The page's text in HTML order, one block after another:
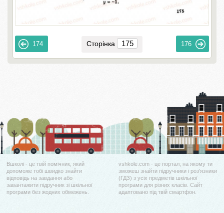
174 Сторінка 176
Вшколі - це твій помічник, який
допоможе тобі швидко знайти
відповідь на завдання або
завантажити підручник зі шкільної
програми без жодних обмежень.
vshkole.com - це портал, на якому ти
зможеш знайти підручники і роз'язники
(ГДЗ) з усіх предметів шкільної
програми для різних класів. Сайт
адаптовано під твій смартфон.